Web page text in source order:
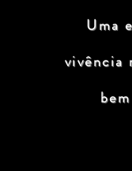
Uma
vivência